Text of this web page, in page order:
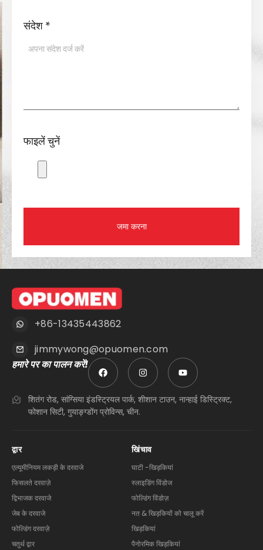
संदेश *
फाइलें चुनें
जमा करना
+86-13435443862
jimmywong@opuomen.com
हमारे पर का पालन करें!
शितंग रोड, सांग्सिया इंडस्ट्रियल पार्क, शीशान टाउन, नान्हाई डिस्ट्रिक्ट,
फोशान सिटी, गुयाङ्ग्डोंग प्रोविन्स, चीन.
द्वार
एल्यूमीनियम लकड़ी के दरवाजे
फिसलते दरवाज़े
द्विभाजक दरवाजे
जेब के दरवाजे
फोल्डिंग दरवाज़े
चतुर्थ द्वार
खिंचाव
घाटी -खिड़कियां
स्लाइडिंग विंडोज
फोल्डिंग विंडोज़
नत & खिड़कियों को चालू करें
खिड़कियां
पैनोरमिक खिड़कियां